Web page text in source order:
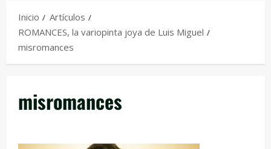
Inicio
Artículos
ROMANCES, la variopinta joya de Luis Miguel
misromances
misromances